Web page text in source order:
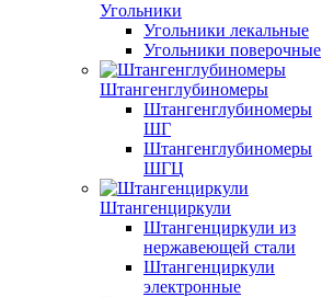
Угольники
Угольники лекальные
Угольники поверочные
Штангенглубиномеры
Штангенглубиномеры
ШГ
Штангенглубиномеры
ШГЦ
Штангенциркули
Штангенциркули из
нержавеющей стали
Штангенциркули
электронные